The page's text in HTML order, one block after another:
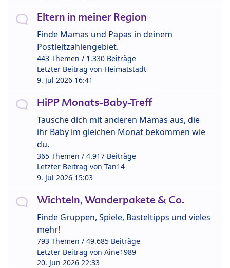
Eltern in meiner Region
Finde Mamas und Papas in deinem
Postleitzahlengebiet.
443 Themen / 1.330 Beiträge
Letzter Beitrag von Heimatstadt
9. Jul 2026 16:41
HiPP Monats-Baby-Treff
Tausche dich mit anderen Mamas aus, die
ihr Baby im gleichen Monat bekommen wie
du.
365 Themen / 4.917 Beiträge
Letzter Beitrag von Tan14
9. Jul 2026 15:03
Wichteln, Wanderpakete & Co.
Finde Gruppen, Spiele, Basteltipps und vieles
mehr!
793 Themen / 49.685 Beiträge
Letzter Beitrag von Aine1989
20. Jun 2026 22:33